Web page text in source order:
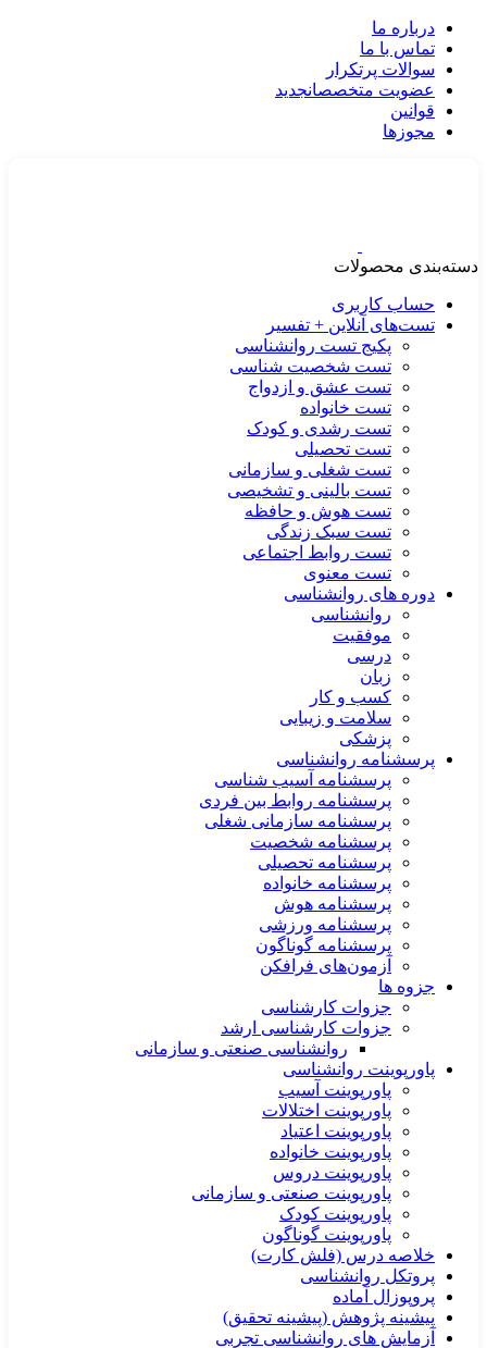
درباره ما
تماس با ما
سوالات پرتکرار
عضویت متخصصانجدید
قوانین
مجوزها
دسته‌بندی محصولات
حساب کاربری
تست‌های آنلاین + تفسیر
پکیج تست روانشناسی
تست شخصیت شناسی
تست عشق و ازدواج
تست خانواده
تست رشدی و کودک
تست تحصیلی
تست شغلی و سازمانی
تست بالینی و تشخیصی
تست هوش و حافظه
تست سبک زندگی
تست روابط اجتماعی
تست معنوی
دوره های روانشناسی
روانشناسی
موفقیت
درسی
زبان
کسب و کار
سلامت و زیبایی
پزشکی
پرسشنامه روانشناسی
پرسشنامه آسیب شناسی
پرسشنامه روابط بین فردی
پرسشنامه سازمانی شغلی
پرسشنامه شخصیت
پرسشنامه تحصیلی
پرسشنامه خانواده
پرسشنامه هوش
پرسشنامه ورزشی
پرسشنامه گوناگون
آزمون‌های فرافکن
جزوه ها
جزوات کارشناسی
جزوات کارشناسی ارشد
روانشناسی صنعتی و سازمانی
پاورپوینت روانشناسی
پاورپوینت آسیب
پاورپوینت اختلالات
پاورپوینت اعتیاد
پاورپوینت خانواده
پاورپوینت دروس
پاورپوینت صنعتی و سازمانی
پاورپوینت کودک
پاورپوینت گوناگون
خلاصه درس (فلش کارت)
پروتکل روانشناسی
پروپوزال آماده
پیشینه پژوهش (پیشینه تحقیق)
آزمایش های روانشناسی تجربی